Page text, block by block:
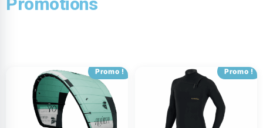
Promo ! Promo !